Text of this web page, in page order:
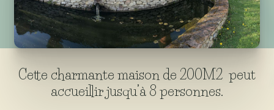
Cette charmante maison de 200M2 peut
accueillir jusqu’à 8 personnes.